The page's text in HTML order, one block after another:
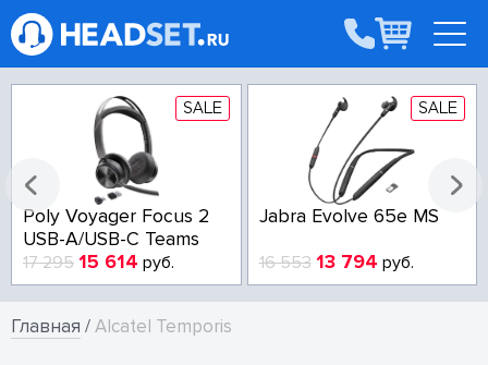
SALE
Poly Voyager Focus 2
USB-A/USB-C Teams
17 295 15 614 руб.
SALE
Jabra Evolve 65e MS
16 553 13 794 руб.
Главная /Alcatel Temporis